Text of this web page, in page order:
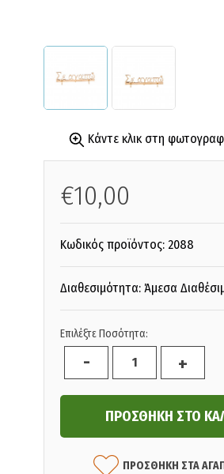
Κάντε κλικ στη
€10,00
Κωδικός προϊόντος: 2088
Διαθεσιμότητα: Άμεσα
Επιλέξτε Ποσότητα:
- +
ΠΡΟΣΘΗΚΗ ΣΤΑ